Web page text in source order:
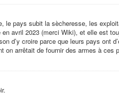
des vaches en Béarn, "un endroit où
imaginer la vie que Mamadou a
le pays subit la sècheresse, les
avril 2023 (merci Wiki), et elle est
d’y croire parce que leurs pays ont
on arrêtait de fournir des armes à ces